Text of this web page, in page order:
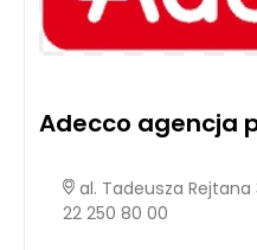
Adecco agencja
al. Tadeusza Rejtana
22 250 80 00